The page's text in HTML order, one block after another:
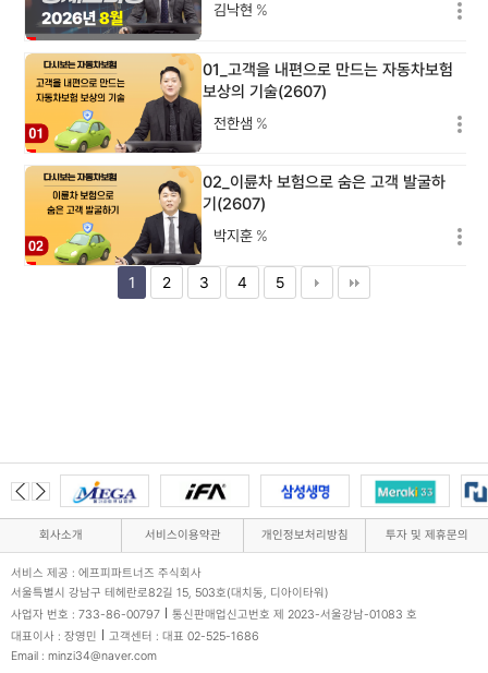
김낙현 %
01_고객을 내편으로 만드는 자동차보험
보상의 기술(2607)
전한샘 %
02_이륜차 보험으로 숨은 고객 발굴하
기(2607)
박지훈 %
1 2 3 4 5
회사소개 서비스이용약관 개인정보처리방침 투자 및 제휴문의
서비스 제공 : 에프피파트너즈 주식회사
서울특별시 강남구 테헤란로82길 15, 503호(대치동, 디아이타워)
사업자 번호 : 733-86-00797
통신판매업신고번호 제 2023-서울강남-01083 호
대표이사 : 장영민
고객센터 : 대표 02-525-1686
Email : minzi34@naver.com